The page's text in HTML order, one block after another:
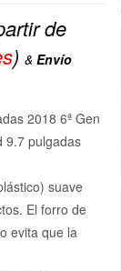
de
) & Envío
2018 6ª Gen
9.7 pulgadas
suave
El forro de
evita que la